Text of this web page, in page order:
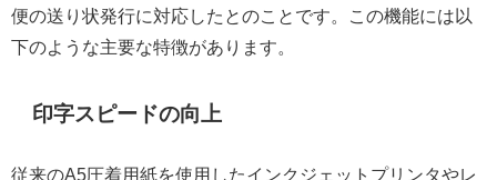
便の送り状発行に対応したとのことです。この機能には以
下のような主要な特徴があります。
印字スピードの向上
従来のA5圧着用紙を使用したインクジェットプリンタやレ